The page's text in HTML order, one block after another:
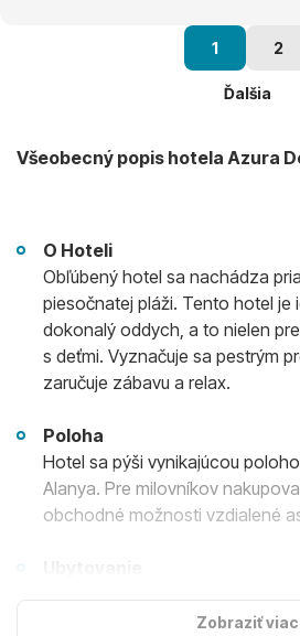
1 2
Ďalšia
Všeobecný popis hotela Azura
O Hoteli
Obľúbený hotel sa nachádza
piesočnatej pláži. Tento hotel je
dokonalý oddych, a to nielen
s deťmi. Vyznačuje sa pestrým
zaručuje zábavu a relax.
Poloha
Hotel sa pýši vynikajúcou
Alanya. Pre milovníkov
obchodné možnosti vzdialené
možnosťou jednej prístelky.
Zobraziť viac